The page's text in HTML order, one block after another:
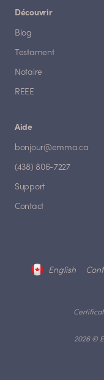
Découvrir
Blog
Testament
Notaire
REEE
Aide
bonjour@emma.ca
(438) 806-7227
Support
Contact
2026 ©
Certificat
English